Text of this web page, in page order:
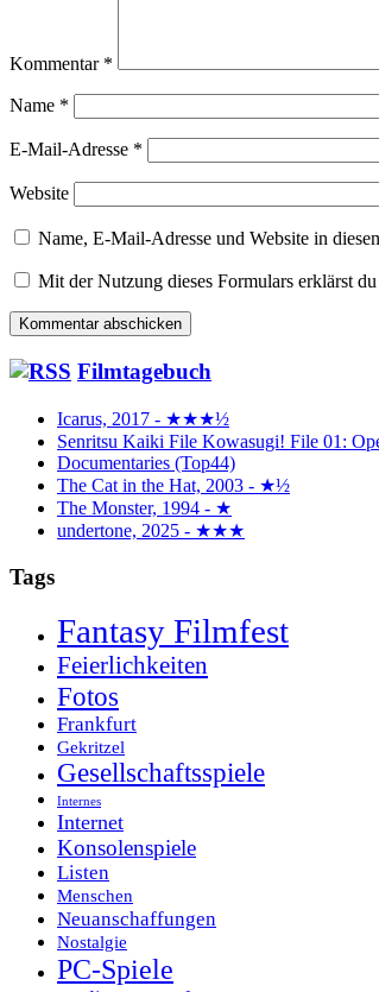
Kommentar *
Name *
E-Mail-Adresse *
Website
Name, E-Mail-Adresse und Website in
Mit der Nutzung dieses Formulars erklärst
Filmtagebuch
Icarus, 2017 - ★★★½
Senritsu Kaiki File Kowasugi! File 01:
Documentaries (Top44)
The Cat in the Hat, 2003 - ★½
The Monster, 1994 - ★
undertone, 2025 - ★★★
Tags
Fantasy Filmfest
Feierlichkeiten
Fotos
Frankfurt
Gekritzel
Gesellschaftsspiele
Internes
Internet
Konsolenspiele
Listen
Menschen
Neuanschaffungen
Nostalgie
PC-Spiele